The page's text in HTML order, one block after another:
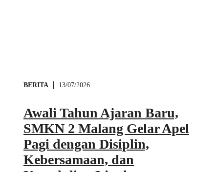
BERITA 13/07/2026
Awali Tahun Ajaran Baru,
SMKN 2 Malang Gelar Apel
Pagi dengan Disiplin,
Kebersamaan, dan